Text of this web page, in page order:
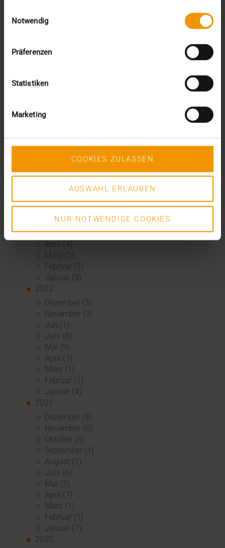
Notwendig
Präferenzen
Statistiken
Marketing
COOKIES ZULASSEN
AUSWAHL ERLAUBEN
NUR NOTWENDIGE COOKIES
2024
November (1)
Juli (3)
April (4)
Dezember (5)
November (6)
Oktober (3)
Juni (6)
Mai (6)
April (4)
März (3)
Februar (3)
Januar (3)
2022
Dezember (3)
November (3)
Juli (1)
Juni (8)
Mai (9)
April (3)
März (1)
Februar (1)
Januar (4)
2021
Dezember (5)
November (6)
Oktober (3)
September (1)
August (1)
Juni (6)
Mai (5)
April (7)
März (1)
Februar (1)
Januar (7)
2020